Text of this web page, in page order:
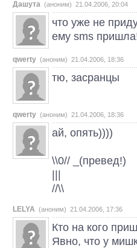
Дашута (аноним) 21.04.2006, 20:04
что уже не
ему sms
qwerty (аноним) 21.04.2006, 18:36
тю, засранцы
qwerty (аноним) 21.04.2006, 18:36
ай, опять))))
\\0// _(превед!)
|||
//\\
LELYA (аноним) 21.04.2006, 17:36
Кто на кого
Явно, что у